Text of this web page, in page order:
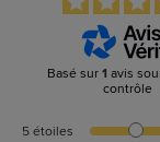
Basé sur1 avis
contrôle
5étoiles